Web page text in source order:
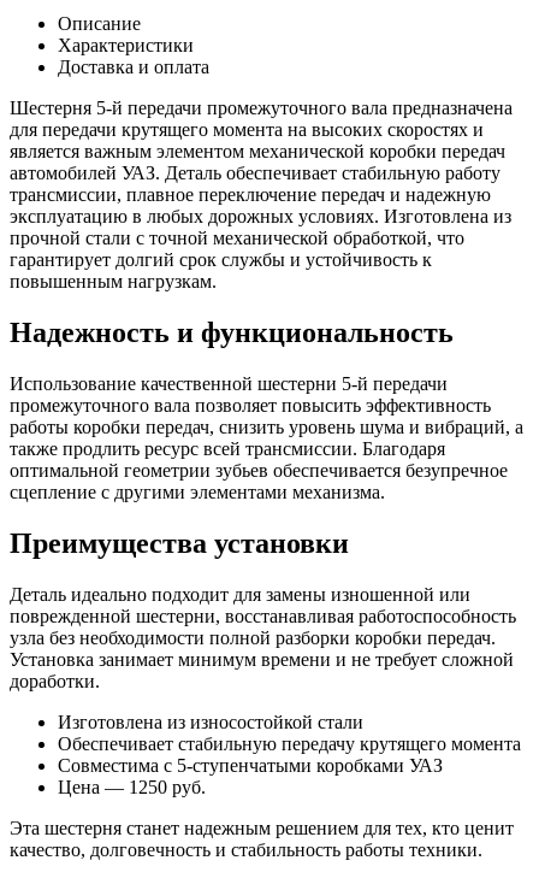
передачи
5-
ти
ступ.
(
DX)
большая
Описание
Характеристики
Доставка и оплата
Шестерня 5-й передачи промежуточного вала предназначена
для передачи крутящего момента на высоких скоростях и
является важным элементом механической коробки передач
автомобилей УАЗ. Деталь обеспечивает стабильную работу
трансмиссии, плавное переключение передач и надежную
эксплуатацию в любых дорожных условиях. Изготовлена из
прочной стали с точной механической обработкой, что
гарантирует долгий срок службы и устойчивость к
повышенным нагрузкам.
Надежность и функциональность
Использование качественной шестерни 5-й передачи
промежуточного вала позволяет повысить эффективность
работы коробки передач, снизить уровень шума и вибраций, а
также продлить ресурс всей трансмиссии. Благодаря
оптимальной геометрии зубьев обеспечивается безупречное
сцепление с другими элементами механизма.
Преимущества установки
Деталь идеально подходит для замены изношенной или
поврежденной шестерни, восстанавливая работоспособность
узла без необходимости полной разборки коробки передач.
Установка занимает минимум времени и не требует сложной
доработки.
Изготовлена из износостойкой стали
Обеспечивает стабильную передачу крутящего момента
Совместима с 5-ступенчатыми коробками УАЗ
Цена — 1250 руб.
Эта шестерня станет надежным решением для тех, кто ценит
качество, долговечность и стабильность работы техники.